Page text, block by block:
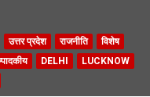
उत्तर प्रदेश राजनीति
विशेष
DELHI
LUCKNOW